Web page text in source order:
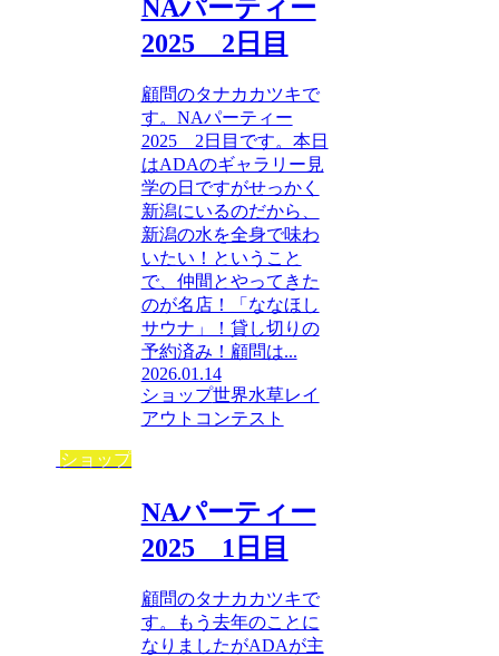
NAパーティー
2025 2日目
顧問のタナカカツキで
す。NAパーティー
2025 2日目です。本日
はADAのギャラリー見
学の日ですがせっかく
新潟にいるのだから、
新潟の水を全身で味わ
いたい！ということ
で、仲間とやってきた
のが名店！「ななほし
サウナ」！貸し切りの
予約済み！顧問は...
2026.01.14
ショップ世界水草レイ
アウトコンテスト
ショップ
NAパーティー
2025 1日目
顧問のタナカカツキで
す。もう去年のことに
なりましたがADAが主